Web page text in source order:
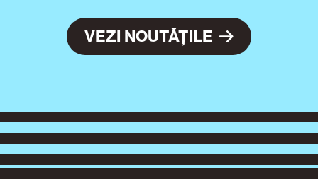
VEZI NOUTĂȚILE